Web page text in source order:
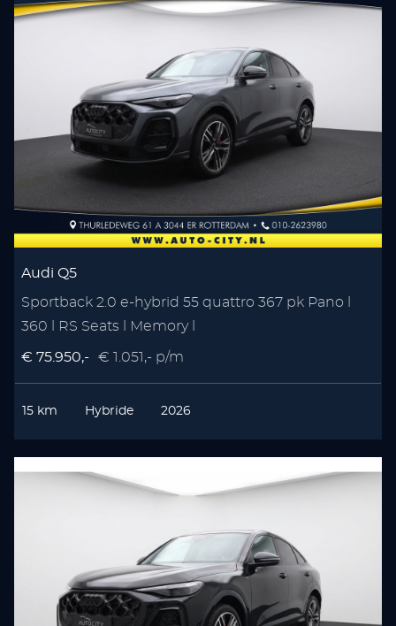
Audi Q5
Sportback 2.0 e-hybrid 55 quattro 367 pk Pano l
360 l RS Seats l Memory l
€ 75.950,- € 1.051,- p/m
15 km Hybride 2026